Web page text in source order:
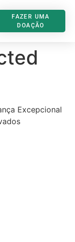
FAZER UMA
DOAÇÃO
Excepcional